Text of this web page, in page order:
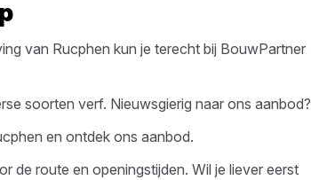
van Rucphen kun je terecht bij BouwPartner
soorten verf. Nieuwsgierig naar ons aanbod?
en ontdek ons aanbod.
de route en openingstijden. Wil je liever eerst